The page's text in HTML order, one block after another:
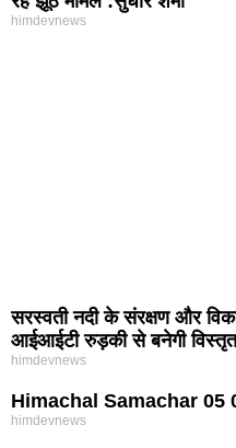
himdevnews
सरस्वती नदी के संरक्षण और
आईआईटी रुड़की से बनेगी विस्तृत
himdevnews
Himachal Samachar 05
himdevnews